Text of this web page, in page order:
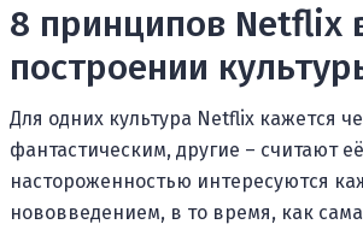
8 принципов Netflix
построении
Для одних культура Netflix кажется
фантастическим, другие – считают
настороженностью интересуются
нововведением, в то время, как